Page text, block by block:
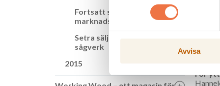
Avvisa
Fortsatt stabilt
marknadsläge
Setra säljer Vimmerby
sågverk
2015
Setra
totala
olika
För